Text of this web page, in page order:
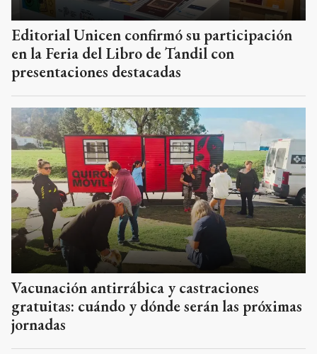
Editorial Unicen confirmó su participación
en la Feria del Libro de Tandil con
presentaciones destacadas
Vacunación antirrábica y castraciones
gratuitas: cuándo y dónde serán las próximas
jornadas